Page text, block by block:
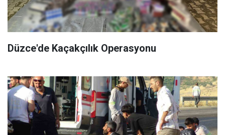
Düzce'de Kaçakçılık Operasyonu